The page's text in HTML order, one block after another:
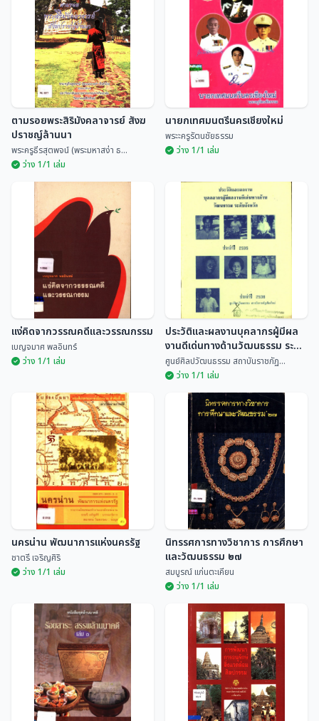
ตามรอยพระสิริมังคลาจารย์ สังฆ
ปราชญ์ล้านนา
พระครูธีรสุตพจน์ (พร...
ตามรอยพระสิริมังคลาจารย์ สังฆ
ปราชญ์ล้านนา
พระครูธีรสุตพจน์ (พระมหาสง่า ธ...
ว่าง 1/1 เล่ม
นายกเทศมนตรีนครเชียงใหม่
พระะครูรัตนชัยธรรม
นายกเทศมนตรีนครเชียงใหม่
พระะครูรัตนชัยธรรม
ว่าง 1/1 เล่ม
แง่คิดจากวรรณคดีและ
วรรณกรรม
เบญจมาศ พลอินทร์
แง่คิดจากวรรณคดีและวรรณกรรม
เบญจมาศ พลอินทร์
ว่าง 1/1 เล่ม
ประวัติและผลงานบุคลากรผู้มีผล
งานดีเด่นทางด้านวัฒนธรรม
ระดับจังหวัด ประจำปี 2535
ศูนย์ศิลปวัฒนธรรม สถ...
ประวัติและผลงานบุคลากรผู้มีผล
งานดีเด่นทางด้านวัฒนธรรม ระดับ
จังหวัด ประจำปี 2535
ศูนย์ศิลปวัฒนธรรม สถาบันราชภัฏ...
ว่าง 1/1 เล่ม
นครน่าน พัฒนาการแห่งนครรัฐ
ชาตรี เจริญศิริ
นครน่าน พัฒนาการแห่งนครรัฐ
ชาตรี เจริญศิริ
ว่าง 1/1 เล่ม
นิทรรศการทางวิชาการ การศึกษา
และวัฒนธรรม ๒๗
สมบูรณ์ แก่นตะเคียน
นิทรรศการทางวิชาการ การศึกษา
และวัฒนธรรม ๒๗
สมบูรณ์ แก่นตะเคียน
ว่าง 1/1 เล่ม